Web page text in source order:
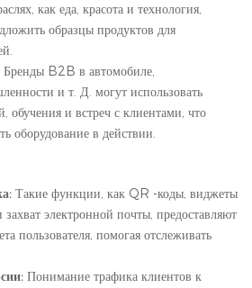
как еда, красота и технология,
образцы продуктов для
Бренды B2B в автомобиле,
и т. Д. могут использовать
обучения и встреч с клиентами, что
оборудование в действии.
Такие функции, как QR -коды, виджеты
электронной почты, предоставляют
пользователя, помогая отслеживать
Понимание трафика клиентов к